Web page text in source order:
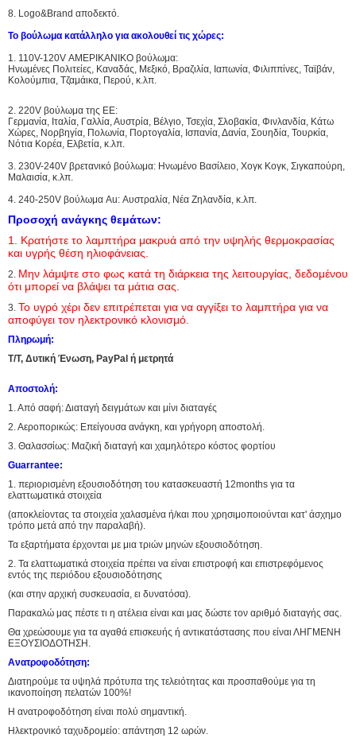
8. Logo&Brand αποδεκτό.
Το βούλωμα κατάλληλο για ακολουθεί τις χώρες:
1. 110V-120V ΑΜΕΡΙΚΑΝΙΚΟ βούλωμα:
Ηνωμένες Πολιτείες, Καναδάς, Μεξικό, Βραζιλία, Ιαπωνία, Φιλιππίνες, Ταϊβάν,
Κολούμπια, Τζαμάικα, Περού, κ.λπ.
2. 220V βούλωμα της ΕΕ:
Γερμανία, Ιταλία, Γαλλία, Αυστρία, Βέλγιο, Τσεχία, Σλοβακία, Φινλανδία, Κάτω
Χώρες, Νορβηγία, Πολωνία, Πορτογαλία, Ισπανία, Δανία, Σουηδία, Τουρκία,
Νότια Κορέα, Ελβετία, κ.λπ.
3. 230V-240V βρετανικό βούλωμα: Ηνωμένο Βασίλειο, Χογκ Κογκ, Σιγκαπούρη,
Μαλαισία, κ.λπ.
4. 240-250V βούλωμα Au: Αυστραλία, Νέα Ζηλανδία, κ.λπ.
Προσοχή ανάγκης θεμάτων:
1. Κρατήστε το λαμπτήρα μακρυά από την υψηλής θερμοκρασίας
και υγρής θέση ηλιοφάνειας.
2. Μην λάμψτε στο φως κατά τη διάρκεια της λειτουργίας, δεδομένου
ότι μπορεί να βλάψει τα μάτια σας.
3. Το υγρό χέρι δεν επιτρέπεται για να αγγίξει το λαμπτήρα για να
αποφύγει τον ηλεκτρονικό κλονισμό.
Πληρωμή:
T/T, Δυτική Ένωση, PayPal ή μετρητά
Αποστολή:
1. Από σαφή: Διαταγή δειγμάτων και μίνι διαταγές
2. Αεροπορικώς: Επείγουσα ανάγκη, και γρήγορη αποστολή.
3. Θαλασσίως: Μαζική διαταγή και χαμηλότερο κόστος φορτίου
Guarrantee:
1. περιορισμένη εξουσιοδότηση του κατασκευαστή 12months για τα
ελαττωματικά στοιχεία
(αποκλείοντας τα στοιχεία χαλασμένα ή/και που χρησιμοποιούνται κατ' άσχημο
τρόπο μετά από την παραλαβή).
Τα εξαρτήματα έρχονται με μια τριών μηνών εξουσιοδότηση.
2. Τα ελαττωματικά στοιχεία πρέπει να είναι επιστροφή και επιστρεφόμενος
εντός της περιόδου εξουσιοδότησης
(και στην αρχική συσκευασία, ει δυνατόσα).
Παρακαλώ μας πέστε τι η ατέλεια είναι και μας δώστε τον αριθμό διαταγής σας.
Θα χρεώσουμε για τα αγαθά επισκευής ή αντικατάστασης που είναι ΛΗΓΜΕΝΗ
ΕΞΟΥΣΙΟΔΟΤΗΣΗ.
Ανατροφοδότηση:
Διατηρούμε τα υψηλά πρότυπα της τελειότητας και προσπαθούμε για τη
ικανοποίηση πελατών 100%!
Η ανατροφοδότηση είναι πολύ σημαντική.
Ηλεκτρονικό ταχυδρομείο: απάντηση 12 ωρών.